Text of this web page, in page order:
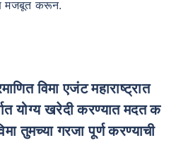
मजबूत करून.
योग्य खरेदी करण्यात मदत क
तुमच्या गरजा पूर्ण करण्याची